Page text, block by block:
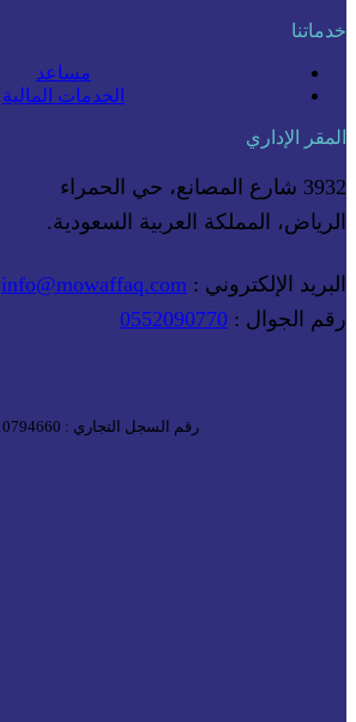
خدماتنا
مساعد
الخدمات المالية
المقر الإداري
3932 شارع المصانع، حي الحمراء
الرياض، المملكة العربية السعودية.
البريد الإلكتروني : info@mowaffaq.com
رقم الجوال : 0552090770
رقم السجل التجاري : 1010794660